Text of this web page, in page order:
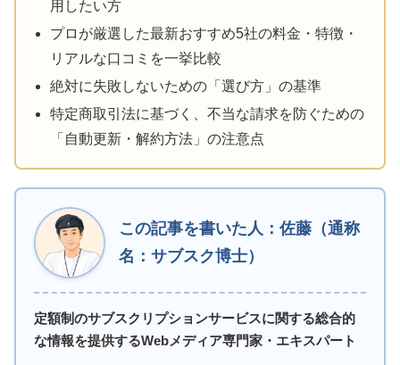
用したい方
プロが厳選した最新おすすめ5社の料金・特徴・
リアルな口コミを一挙比較
絶対に失敗しないための「選び方」の基準
特定商取引法に基づく、不当な請求を防ぐための
「自動更新・解約方法」の注意点
この記事を書いた人：佐藤（通称
名：サブスク博士）
定額制のサブスクリプションサービスに関する総合的
な情報を提供するWebメディア専門家・エキスパート